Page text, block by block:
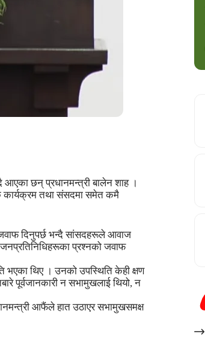
आएका छन् प्रधानमन्त्री बालेन शाह ।
कार्यक्रम तथा संसदमा समेत कमै
दिनुपर्छ भन्दै सांसदहरूले आवाज
प्रश्नको जवाफ
भएका थिए । उनको उपस्थिति केही क्षण
पूर्वजानकारी न सभामुखलाई थियो, न
आफैंले हात उठाएर सभामुखसमक्ष